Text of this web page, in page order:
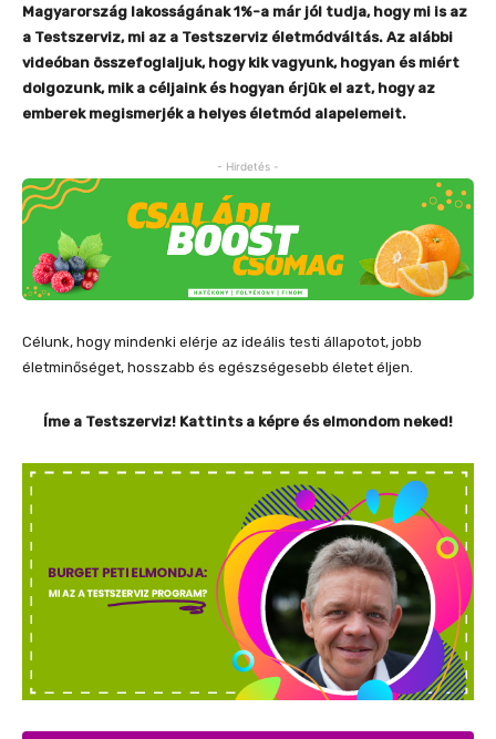
Magyarország lakosságának 1%-a már jól tudja, hogy mi is az
a Testszerviz, mi az a Testszerviz életmódváltás. Az alábbi
videóban összefoglaljuk, hogy kik vagyunk, hogyan és miért
dolgozunk, mik a céljaink és hogyan érjük el azt, hogy az
emberek megismerjék a helyes életmód alapelemeit.
- Hirdetés -
Célunk, hogy mindenki elérje az ideális testi állapotot, jobb
életminőséget, hosszabb és egészségesebb életet éljen.
Íme a Testszerviz! Kattints a képre és elmondom neked!